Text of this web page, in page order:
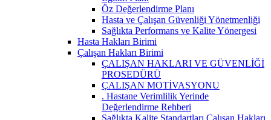
Öz Değerlendirme Planı
Hasta ve Çalışan Güvenliği Yönetmenliği
Sağlıkta Performans ve Kalite Yönergesi
Hasta Hakları Birimi
Çalışan Hakları Birimi
ÇALIŞAN HAKLARI VE GÜVENLİĞİ
PROSEDÜRÜ
ÇALIŞAN MOTİVASYONU
. Hastane Verimlilik Yerinde
Değerlendirme Rehberi
Sağlıkta Kalite Standartları Çalışan Hakları